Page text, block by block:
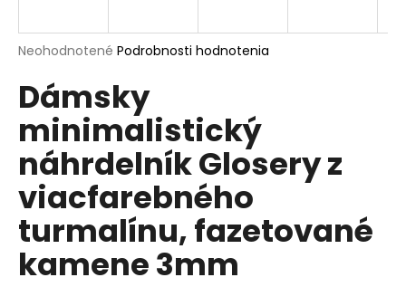
Priemerné
produktu
je
5
hviezdičiek.
Neohodnotené Podrobnosti hodnotenia
Dámsky
minimalistický
náhrdelník Glosery z
viacfarebného
turmalínu, fazetované
kamene 3mm
j
ť
?
HĽADAŤ